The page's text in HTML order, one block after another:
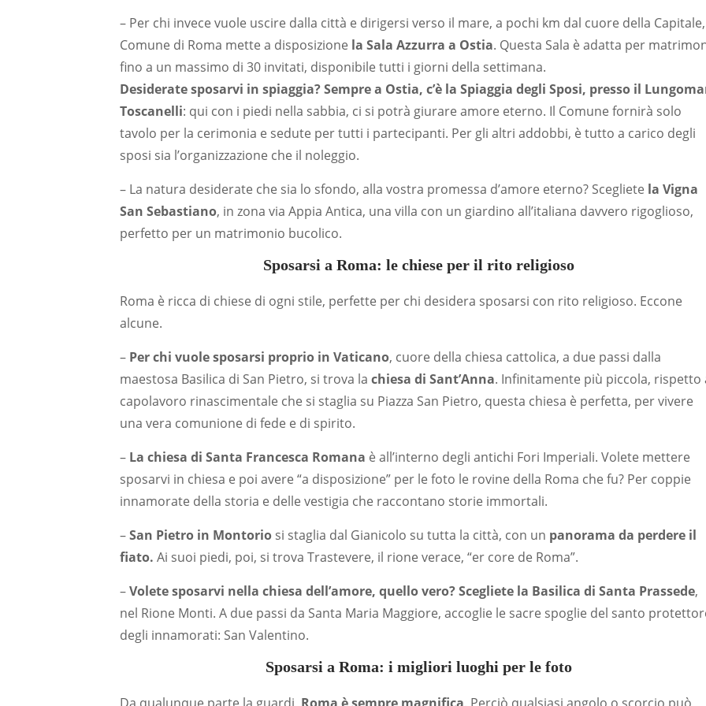
– Per chi invece vuole uscire dalla città e dirigersi verso il mare, a pochi km dal cuore della
Comune di Roma mette a disposizione la Sala Azzurra a Ostia. Questa Sala è adatta per
fino a un massimo di 30 invitati, disponibile tutti i giorni della settimana.
Desiderate sposarvi in spiaggia? Sempre a Ostia, c’è la Spiaggia degli Sposi, presso il
Toscanelli: qui con i piedi nella sabbia, ci si potrà giurare amore eterno. Il Comune fornirà solo
tavolo per la cerimonia e sedute per tutti i partecipanti. Per gli altri addobbi, è tutto a carico degli
sposi sia l’organizzazione che il noleggio.
– La natura desiderate che sia lo sfondo, alla vostra promessa d’amore eterno? Scegliete la Vigna
San Sebastiano, in zona via Appia Antica, una villa con un giardino all’italiana davvero rigoglioso,
perfetto per un matrimonio bucolico.
Sposarsi a Roma: le chiese per il rito religioso
Roma è ricca di chiese di ogni stile, perfette per chi desidera sposarsi con rito religioso. Eccone
alcune.
– Per chi vuole sposarsi proprio in Vaticano, cuore della chiesa cattolica, a due passi dalla
maestosa Basilica di San Pietro, si trova la chiesa di Sant’Anna. Infinitamente più piccola, rispetto
capolavoro rinascimentale che si staglia su Piazza San Pietro, questa chiesa è perfetta, per vivere
una vera comunione di fede e di spirito.
– La chiesa di Santa Francesca Romana è all’interno degli antichi Fori Imperiali. Volete mettere
sposarvi in chiesa e poi avere “a disposizione” per le foto le rovine della Roma che fu? Per coppie
innamorate della storia e delle vestigia che raccontano storie immortali.
–San Pietro in Montorio si staglia dal Gianicolo su tutta la città, con un panorama da perdere il
fiato. Ai suoi piedi, poi, si trova Trastevere, il rione verace, “er core de Roma”.
–Volete sposarvi nella chiesa dell’amore, quello vero? Scegliete la Basilica di Santa Prassede,
nel Rione Monti. A due passi da Santa Maria Maggiore, accoglie le sacre spoglie del santo
degli innamorati: San Valentino.
Sposarsi a Roma: i migliori luoghi per le foto